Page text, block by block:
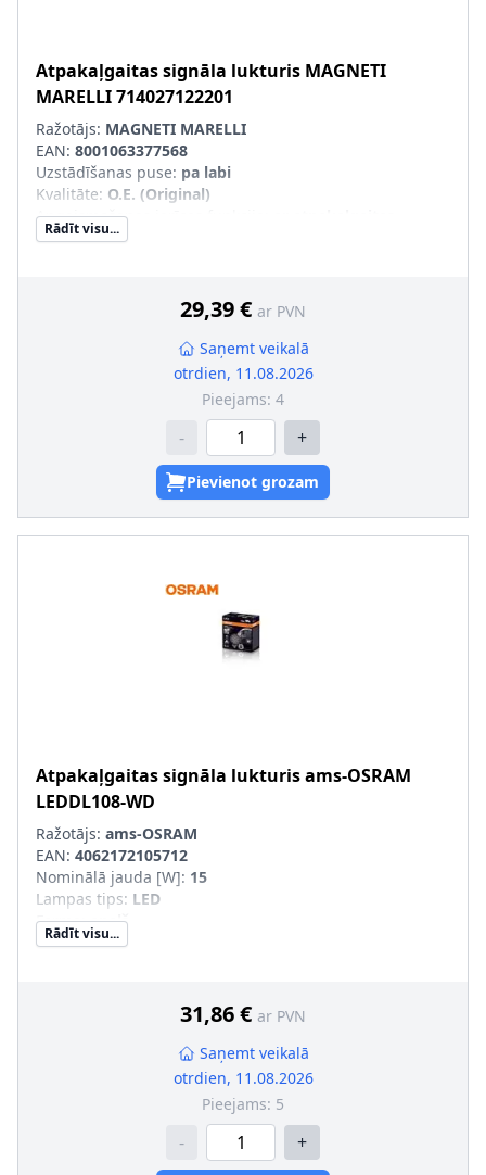
Atpakaļgaitas signāla lukturis MAGNETI
MARELLI714027122201
Ražotājs: MAGNETI MARELLI
EAN: 8001063377568
Uzstādīšanas puse: pa labi
Kvalitāte: O.E. (Original)
Apgaismošanas ierīces funkcija
gaismas signālu
pāra artikulu numuri:714027122101
Rādīt visu...
29,39 € ar PVN
Saņemt veikalā
otrdien, 11.08.2026
Pieejams: 4
- +
Pievienot grozam
Atpakaļgaitas signāla lukturisams-OSRAM
LEDDL108-WD
Ražotājs: ams-OSRAM
EAN: 4062172105712
Nominālā jauda [W]: 15
Lampas tips: LED
Forma:apaļš
Montāžas veids
Rādīt visu...
31,86 € ar PVN
Saņemt veikalā
otrdien, 11.08.2026
Pieejams: 5
- +